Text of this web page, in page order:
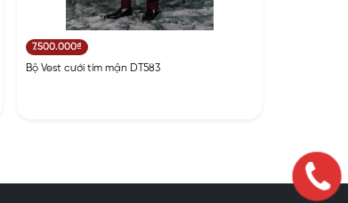
7.500.000₫
Bộ Vest cưới tím mận DT583